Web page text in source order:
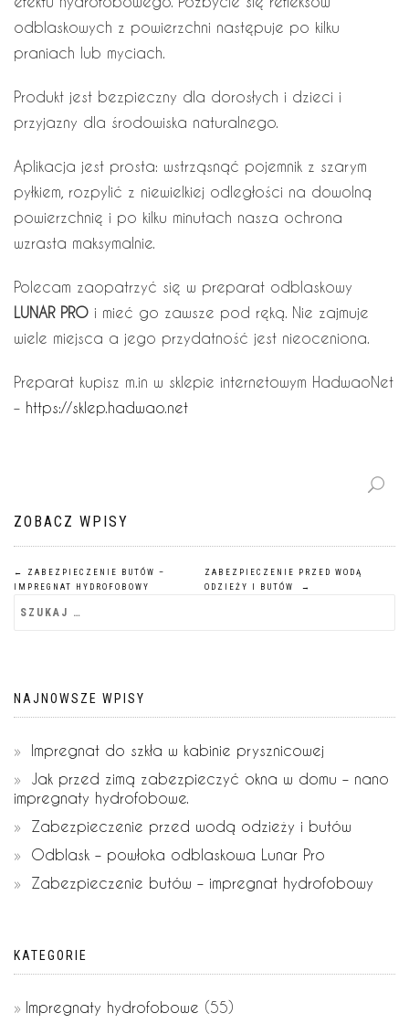
odblaskowych z powierzchni następuje po kilku
praniach lub myciach.
Produkt jest bezpieczny dla dorosłych i dzieci i
przyjazny dla środowiska naturalnego.
Aplikacja jest prosta: wstrząsnąć pojemnik z szarym
pyłkiem, rozpylić z niewielkiej odległości na dowolną
powierzchnię i po kilku minutach nasza ochrona
wzrasta maksymalnie.
Polecam zaopatrzyć się w preparat odblaskowy
LUNAR PRO i mieć go zawsze pod ręką. Nie zajmuje
wiele miejsca a jego przydatność jest nieoceniona.
Preparat kupisz m.in w sklepie internetowym HadwaoNet
– https://sklep.hadwao.net
ZOBACZ WPISY
←
ZABEZPIECZENIE BUTÓW –
IMPREGNAT HYDROFOBOWY
ZABEZPIECZENIE PRZED WODĄ
ODZIEŻY I BUTÓW →
NAJNOWSZE WPISY
Impregnat do szkła w kabinie prysznicowej
Jak przed zimą zabezpieczyć okna w domu – nano
impregnaty hydrofobowe.
Zabezpieczenie przed wodą odzieży i butów
Odblask – powłoka odblaskowa Lunar Pro
Zabezpieczenie butów – impregnat hydrofobowy
KATEGORIE
Impregnaty hydrofobowe (55)